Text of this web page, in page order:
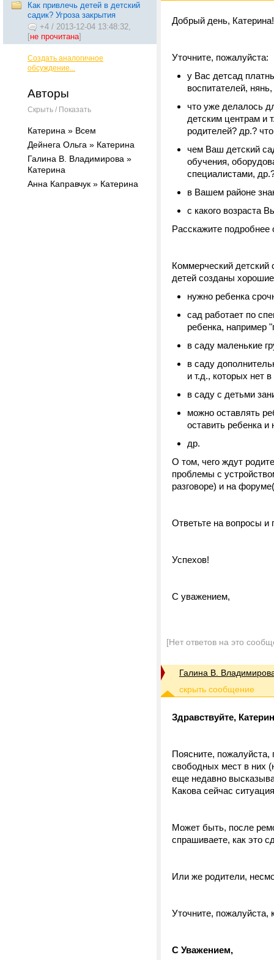
Как привлечь детей в детский
садик? Угроза закрытия
+4 / 2013-12-04 13:48:32,
[не прочитана]
Создать аналогичное
обсуждение...
Авторы
Скрыть / Показать
Катерина » Всем
Дейнега Ольга » Катерина
Галина В. Владимирова »
Катерина
Анна Каправчук » Катерина
Добрый день, Катерина!
Уточните, пожалуйста:
у Вас детсад
воспитателей, нянь,
что уже делалось
детским центрам и
родителей? др.?
чем Ваш детский
обучения,
специалистами,
в Вашем районе
с какого возраста
Расскажите подробнее
Коммерческий
детей созданы
нужно ребенка
сад работает по
ребенка, например
в саду маленькие
в саду
и т.д., которых нет в
в саду с детьми
можно оставлять
оставить ребенка
др.
О том, чего ждут
проблемы с
разговоре) и на
Ответьте на вопросы и
Успехов!
С уважением,
[Нет ответов на это
Галина В.
Здравствуйте,
Поясните, пожалуйста,
свободных мест в них
еще недавно
Какова сейчас
Может быть, после
спрашиваете, как это
Или же родители,
Уточните, пожалуйста,
С Уважением,